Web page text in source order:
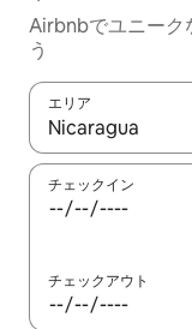
Airbnbでユニーク
う
エリア
検索結果が表示さ
チェックイン
チェックアウト